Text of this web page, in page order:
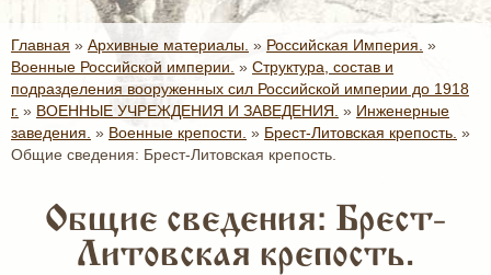
Главная » Архивные материалы. » Российская Империя. »
Военные Российской империи. » Структура, состав и
подразделения вооруженных сил Российской империи до 1918
г. » ВОЕННЫЕ УЧРЕЖДЕНИЯ И ЗАВЕДЕНИЯ. » Инженерные
заведения. » Военные крепости. » Брест-Литовская крепость. »
Общие сведения: Брест-Литовская крепость.
Общие сведения: Брест-
Литовская крепость.